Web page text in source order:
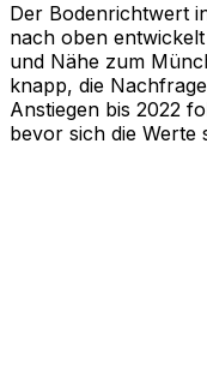
Der Bodenrichtwert
nach oben
und Nähe zum
knapp, die
Anstiegen bis 2022
bevor sich die Werte